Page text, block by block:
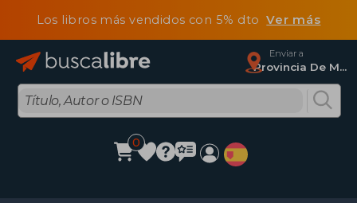
Los libros más vendidos con 5% dtoVer más
Enviar a
Provincia De Madrid
0